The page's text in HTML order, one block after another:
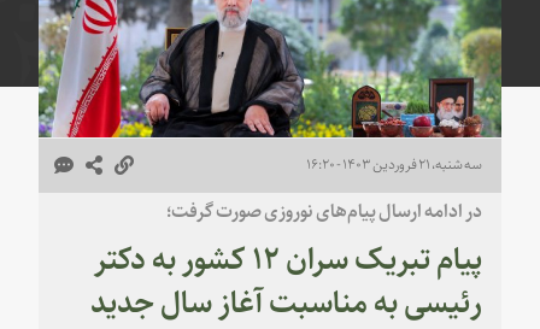
سه شنبه، ۲۱ فروردین ۱۴۰۳ - ۱۶:۲۰
در ادامه ارسال پیام‌های نوروزی صورت گرفت؛
پیام تبریک سران ۱۲ کشور به دکتر
رئیسی به مناسبت آغاز سال جدید